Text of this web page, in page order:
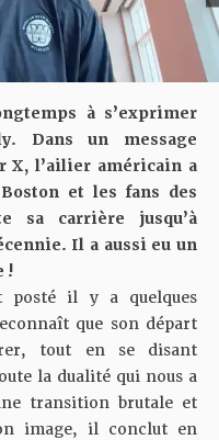
à s’exprimer
Dans un message
X, l’ailier américain a
et les fans des
sa carrière jusqu’à
Il a aussi eu un
!
posté il y a quelques
que son départ
tout en se disant
la dualité qui nous a
transition brutale et
image, il conclut en